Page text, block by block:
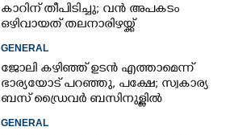
കാറിന് തീപിടിച്ചു; വൻ അപകടം
ഒഴിവായത് തലനാരിഴയ്ക്ക്
GENERAL
ജോലി കഴിഞ്ഞ് ഉടൻ എത്താമെന്ന്
ഭാര്യയോട് പറഞ്ഞു, പക്ഷേ; സ്വകാര്യ
ബസ് ഡ്രൈവ‌ർ ബസിനുള്ളിൽ
GENERAL